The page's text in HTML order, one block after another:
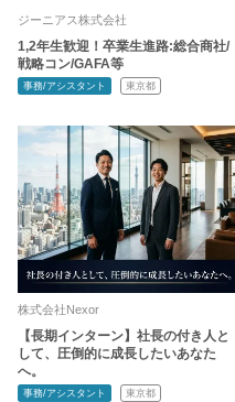
ジーニアス株式会社
1,2年生歓迎！卒業生進路:総合商社/
戦略コン/GAFA等
事務/アシスタント 東京都
株式会社Nexor
【長期インターン】社長の付き人と
して、圧倒的に成長したいあなた
へ。
事務/アシスタント 東京都